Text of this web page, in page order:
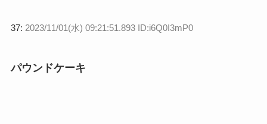
37: 2023/11/01(水) 09:21:51.893 ID:i6Q0I3mP0
パウンドケーキ